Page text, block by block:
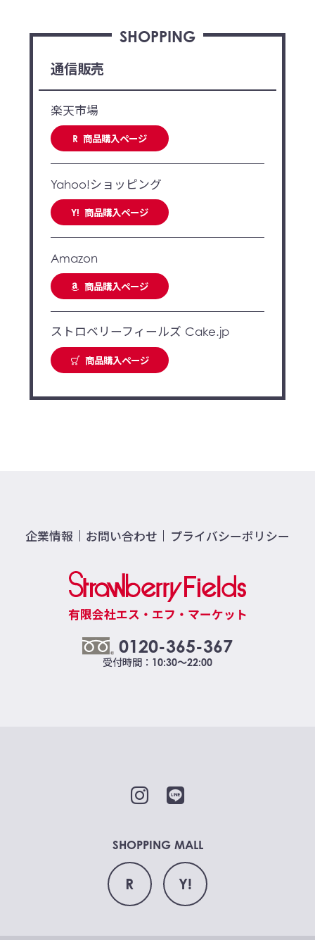
SHOPPING
通信販売
楽天市場
R 商品購入ページ
Yahoo!ショッピング
Y! 商品購入ページ
Amazon
商品購入ページ
ストロベリーフィールズ Cake.jp
商品購入ページ
企業情報 お問い合わせ プライバシーポリシー
有限会社エス・エフ・マーケット
0120-365-367
受付時間： 10:30～22:00
SHOPPING MALL
R Y!